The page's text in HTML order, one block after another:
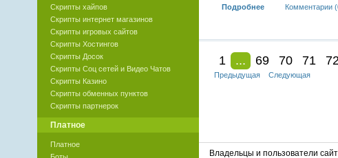
Подробнее Комментарии
1 ... 69 70 71 72
Предыдущая Следующая
Владельцы и пользователи
Скрипты хайпов
Скрипты интернет магазинов
Скрипты игровых сайтов
Скрипты Хостингов
Скрипты Досок
Скрипты Соц сетей и Видео Чатов
Скрипты Казино
Скрипты обменных пунктов
Скрипты партнерок
Платное
Платное